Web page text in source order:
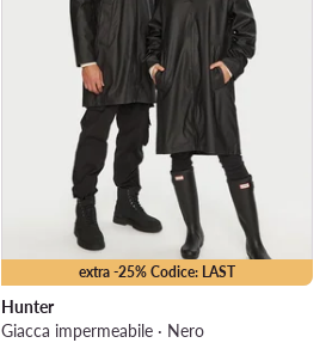
extra -25% Codice: LAST
Hunter
Giacca impermeabile · Nero